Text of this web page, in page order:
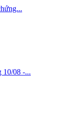
10/08 -...